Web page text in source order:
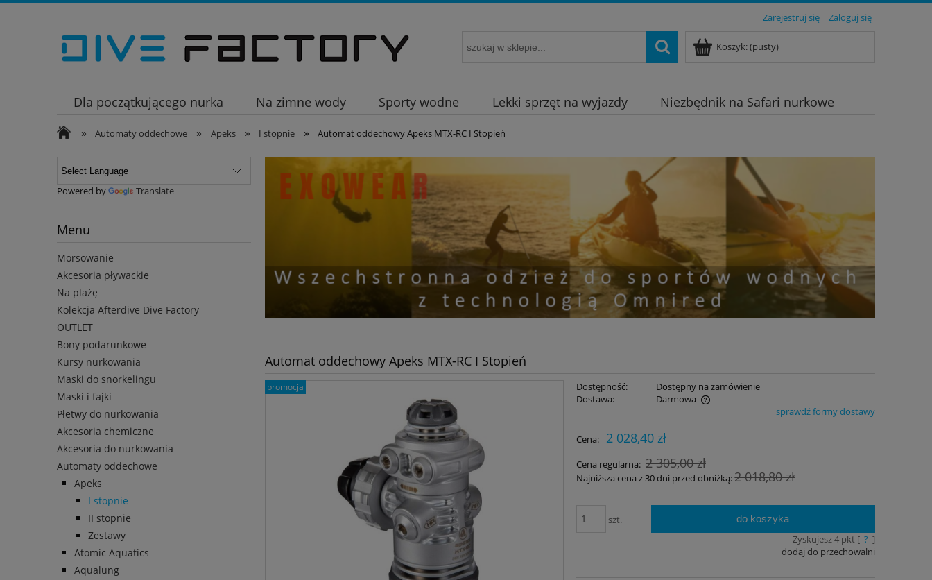
Zarejestruj się Zaloguj się
Koszyk:(pusty)
Dla początkującego nurka Na zimne wody Sporty wodne Lekki sprzęt na wyjazdy
Niezbędnik na Safari nurkowe
Wakacje
» Automaty oddechowe » Apeks » I stopnie » Automat oddechowy Apeks MTX-RC I Stopień
Powered by Translate
Menu
Morsowanie
Akcesoria pływackie
Na plażę
Kolekcja Afterdive Dive Factory
OUTLET
Bony podarunkowe
Kursy nurkowania
Maski do snorkelingu
Maski i fajki
Płetwy do nurkowania
Akcesoria chemiczne
Akcesoria do nurkowania
Automaty oddechowe
Apeks
I stopnie
II stopnie
Zestawy
Atomic Aquatics
Aqualung
Automat oddechowy Apeks MTX-RC I Stopień
promocja Dostępność:
Dostępny na zamówienie
Dostawa:
Darmowa
sprawdź formy dostawy
Cena: 2 028,40 zł
Cena regularna: 2 305,00 zł
Najniższa cena z 30 dni przed obniżką:2 018,80 zł
szt. do koszyka
Zyskujesz4pkt [ ? ]
dodaj do przechowalni